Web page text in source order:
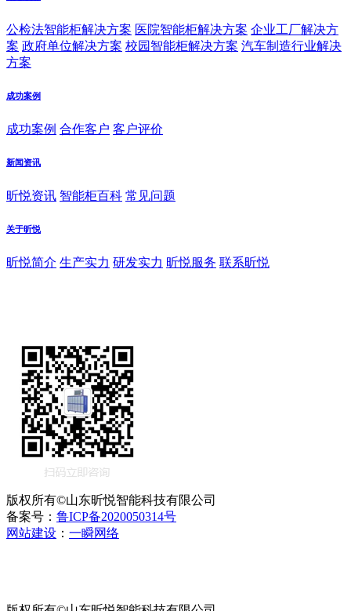
公检法智能柜解决方案 医院智能柜解决方案 企业工厂解决方
案 政府单位解决方案 校园智能柜解决方案 汽车制造行业解决
方案
成功案例
成功案例 合作客户 客户评价
新闻资讯
昕悦资讯 智能柜百科 常见问题
关于昕悦
昕悦简介 生产实力 研发实力 昕悦服务 联系昕悦
版权所有©山东昕悦智能科技有限公司
备案号： 鲁ICP备2020050314号
网站建设 ： 一瞬网络